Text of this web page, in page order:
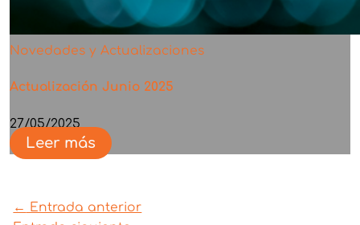
Novedades y Actualizaciones
Actualización Junio 2025
27/05/2025
Leer más
← Entrada anterior